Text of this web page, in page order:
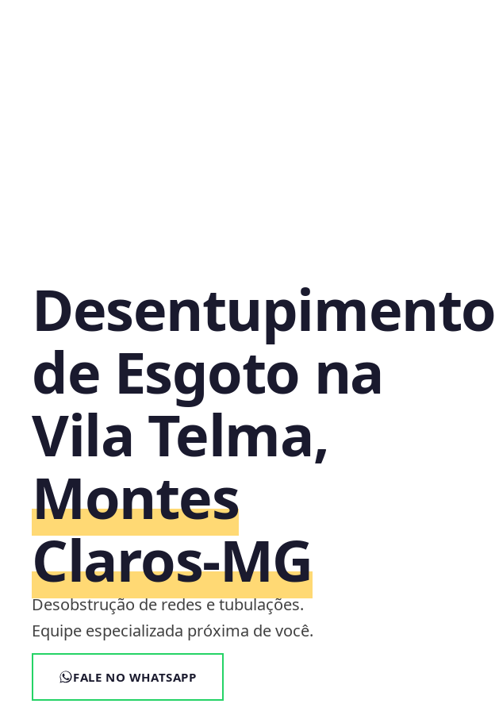
Desentupimento
de Esgoto na
Vila Telma,
Montes
Claros‑MG
Desobstrução de redes e tubulações.
Equipe especializada próxima de você.
FALE NO WHATSAPP